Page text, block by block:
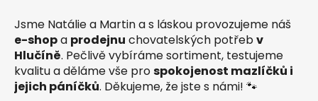
Jsme Natálie a Martin a s láskou provozujeme náš
e-shopa prodejnu chovatelských potřebv
Hlučíně. Pečlivě vybíráme sortiment, testujeme
kvalitu a děláme vše prospokojenost mazlíčků i
jejich páníčků. Děkujeme, že jste s námi! 🐾